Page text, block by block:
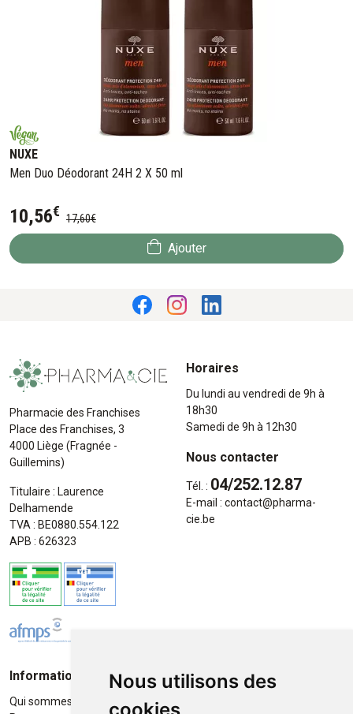
Nous utilisons des
NUXE
Men Duo Déodorant 24H 2 X 50 ml
10,56€ 17,60€
Ajouter
Pharmacie des Franchises
Place des Franchises, 3
4000 Liège (Fragnée -
Guillemins)
Titulaire : Laurence
Delhamende
TVA : BE0880.554.122
APB : 626323
Horaires
Du lundi au vendredi de 9h à
18h30
Samedi de 9h à 12h30
Nous contacter
Tél. : 04/252.12.87
E-mail : contact@pharma-
cie.be
Informations
Qui sommes-nous ?
Moyens de paiement